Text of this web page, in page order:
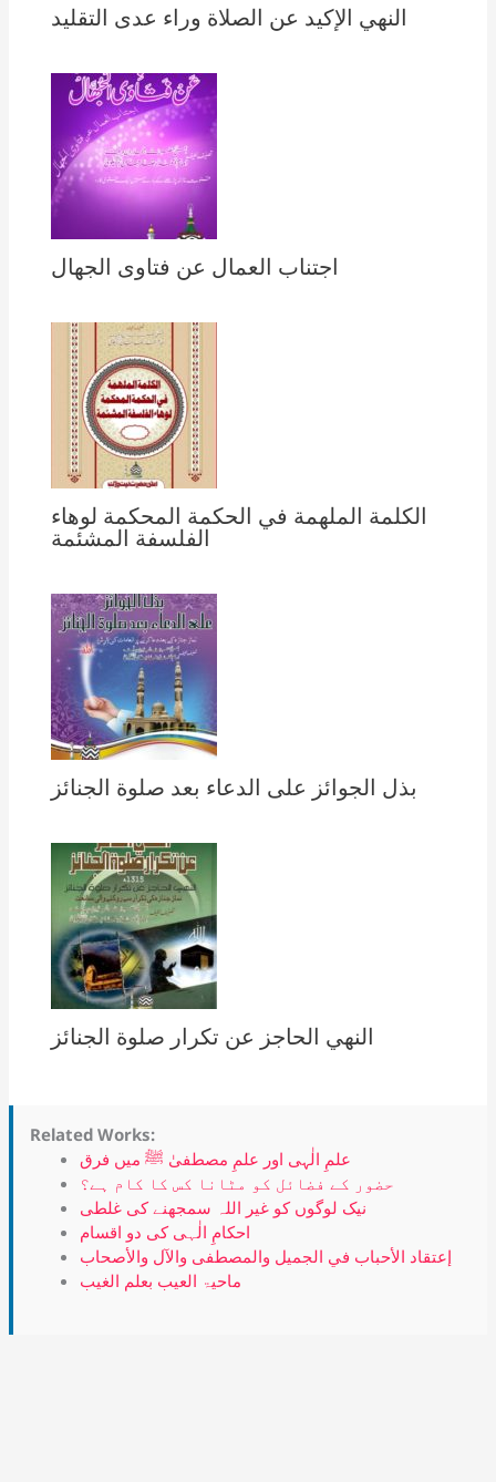
النهي الإكيد عن الصلاة وراء عدى التقليد
اجتناب العمال عن فتاوى الجهال
الكلمة الملهمة في الحكمة المحكمة لوهاء
الفلسفة المشئمة
بذل الجوائز على الدعاء بعد صلوة الجنائز
النهي الحاجز عن تكرار صلوة الجنائز
Related Works:
علمِ الٰہی اور علمِ مصطفیٰ ﷺ میں فرق
حضور کے فضائل کو مٹانا کس کا کام ہے؟
نیک لوگوں کو غیر اللہ سمجھنے کی غلطی
احکامِ الٰہی کی دو اقسام
إعتقاد الأحباب في الجميل والمصطفى والآل والأصحاب
ماحیۃ العیب بعلم الغیب